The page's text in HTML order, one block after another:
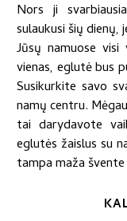
Nors ji
sulaukusi šių dienų,
Jūsų namuose
vienas, eglutė bus
Susikurkite savo
namų centru.
tai darydavote
eglutės žaislus su
tampa maža